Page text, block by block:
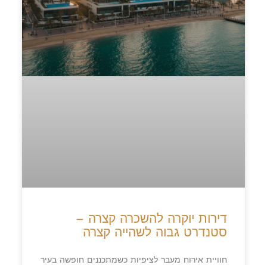
דירות יוקרה להשכרה קצרה –
סטנדרט גבוה לשהייה קצרה
חוויית אירוח מעבר לציפיות כשמתכננים חופשה בעיר